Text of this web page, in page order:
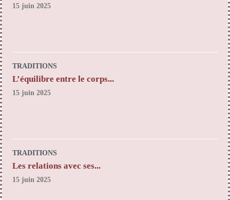
15 juin 2025
TRADITIONS
L’équilibre entre le corps...
15 juin 2025
TRADITIONS
Les relations avec ses...
15 juin 2025